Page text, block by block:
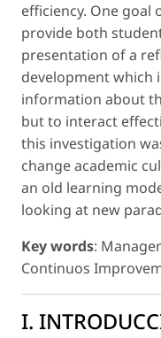
efficiency. One goal
provide both
presentation of a
development which
information about
but to interact
this investigation
change academic
an old learning
looking at new
Key words:
Continuos
I.